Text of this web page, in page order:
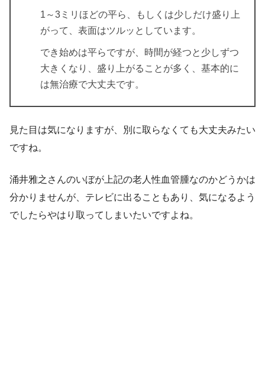
1～3ミリほどの平ら、もしくは少しだけ盛り上
がって、表面はツルッとしています。
でき始めは平らですが、時間が経つと少しずつ
大きくなり、盛り上がることが多く、 基本的に
は無治療で大丈夫です。
見た目は気になりますが、別に取らなくても大丈夫みたい
ですね。
涌井雅之さんのいぼが上記の老人性血管腫なのかどうかは
分かりませんが、テレビに出ることもあり、気になるよう
でしたらやはり取ってしまいたいですよね。